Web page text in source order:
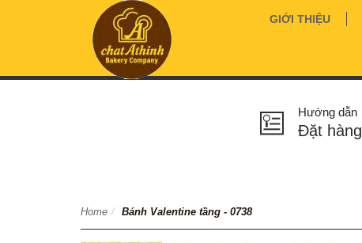
GIỚI THIỆU
Hướng dẫn
Đặt hàng
Home / Bánh Valentine tầng - 0738